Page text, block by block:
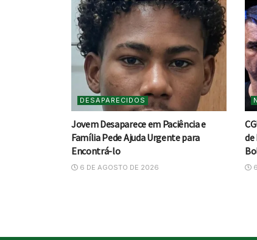
DESAPARECIDOS
Jovem Desaparece em Paciência e
Família Pede Ajuda Urgente para
Encontrá-lo
6 DE AGOSTO DE 2026
de